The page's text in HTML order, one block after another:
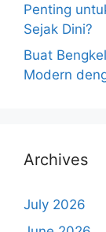
Penting
Sejak Dini?
Buat
Modern
Archives
July 2026